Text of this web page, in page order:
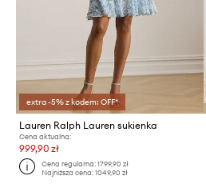
extra -5% z kodem: OFF*
Lauren Ralph Lauren sukienka
Cena aktualna:
999,90 zł
Cena regularna:1799,90 zł
Najniższa cena:1049,90 zł